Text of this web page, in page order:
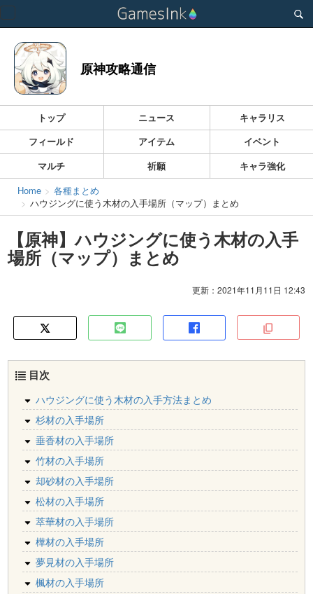
Toggle
原神攻略通信
トップ ニュース
キャラリス
フィールド
アイテム
イベント
マルチ
祈願
キャラ強化
Home
各種まとめ
ハウジングに使う木材の入手場所（マップ）まとめ
【原神】ハウジングに使う木材の入手
場所（マップ）まとめ
更新：2021年11月11日 12:43
目次
ハウジングに使う木材の入手方法まとめ
杉材の入手場所
垂香材の入手場所
竹材の入手場所
却砂材の入手場所
松材の入手場所
萃華材の入手場所
樺材の入手場所
夢見材の入手場所
楓材の入手場所